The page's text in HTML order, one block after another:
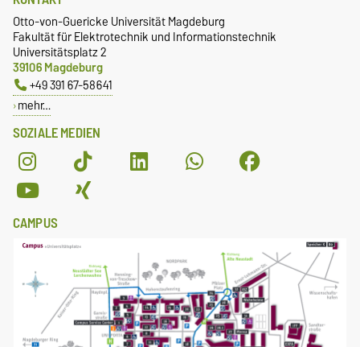
SOZIALE MEDIEN
Otto-von-Guericke Universität Magdeburg
Fakultät für Elektrotechnik und Informationstechnik
Universitätsplatz 2
39106 Magdeburg
+49 391 67-58641
mehr…
CAMPUS